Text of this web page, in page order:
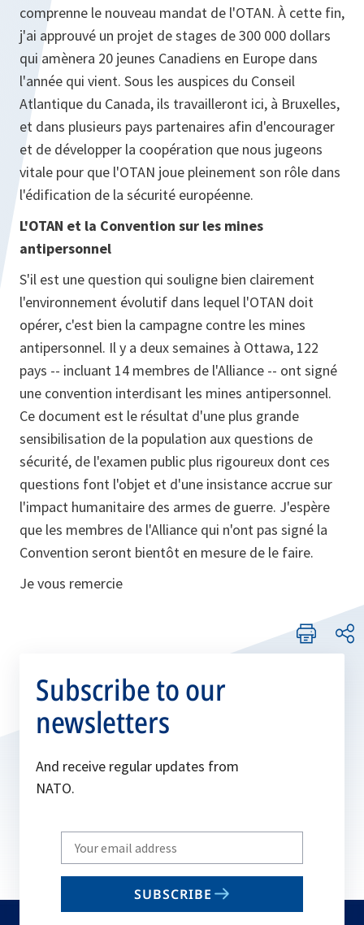
comprenne le nouveau mandat de l'OTAN. À cette fin,
j'ai approuvé un projet de stages de 300 000 dollars
qui amènera 20 jeunes Canadiens en Europe dans
l'année qui vient. Sous les auspices du Conseil
Atlantique du Canada, ils travailleront ici, à Bruxelles,
et dans plusieurs pays partenaires afin d'encourager
et de développer la coopération que nous jugeons
vitale pour que l'OTAN joue pleinement son rôle dans
l'édification de la sécurité européenne.
L'OTAN et la Convention sur les mines
antipersonnel
S'il est une question qui souligne bien clairement
l'environnement évolutif dans lequel l'OTAN doit
opérer, c'est bien la campagne contre les mines
antipersonnel. Il y a deux semaines à Ottawa, 122
pays -- incluant 14 membres de l'Alliance -- ont signé
une convention interdisant les mines antipersonnel.
Ce document est le résultat d'une plus grande
sensibilisation de la population aux questions de
sécurité, de l'examen public plus rigoureux dont ces
questions font l'objet et d'une insistance accrue sur
l'impact humanitaire des armes de guerre. J'espère
que les membres de l'Alliance qui n'ont pas signé la
Convention seront bientôt en mesure de le faire.
Je vous remercie
Subscribe to our
newsletters
And receive regular updates from
NATO.
Write
your
email
SUBSCRIBE